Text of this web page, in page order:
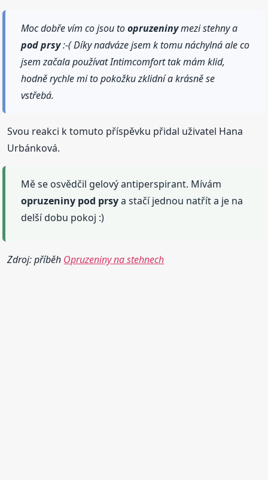
Moc dobře vím co jsou toopruzeninymezi stehny a
pod prsy:-( Díky nadváze jsem k tomu náchylná ale co
jsem začala používat Intimcomfort tak mám klid,
hodně rychle mi to pokožku zklidní a krásně se
vstřebá.
Svou reakci k tomuto příspěvku přidal uživatel Hana
Urbánková.
Mě se osvědčil gelový antiperspirant. Mívám
opruzeniny pod prsya stačí jednou natřít a je na
delší dobu pokoj :)
Zdroj: příběh Opruzeniny na stehnech